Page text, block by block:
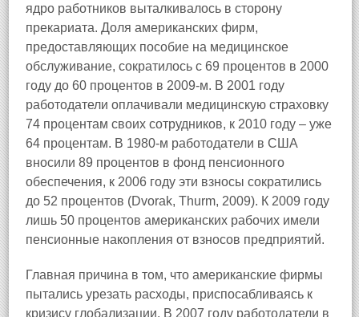
ядро работников выталкивалось в сторону
прекариата. Доля американских фирм,
предоставляющих пособие на медицинское
обслуживание, сократилось с 69 процентов в 2000
году до 60 процентов в 2009‑м. В 2001 году
работодатели оплачивали медицинскую страховку
74 процентам своих сотрудников, к 2010 году – уже
64 процентам. В 1980‑м работодатели в США
вносили 89 процентов в фонд пенсионного
обеспечения, к 2006 году эти взносы сократились
до 52 процентов (Dvorak, Thurm, 2009). К 2009 году
лишь 50 процентов американских рабочих имели
пенсионные накопления от взносов предприятий.
Главная причина в том, что американские фирмы
пытались урезать расходы, приспосабливаясь к
кризису глобализации. В 2007 году работодатели в